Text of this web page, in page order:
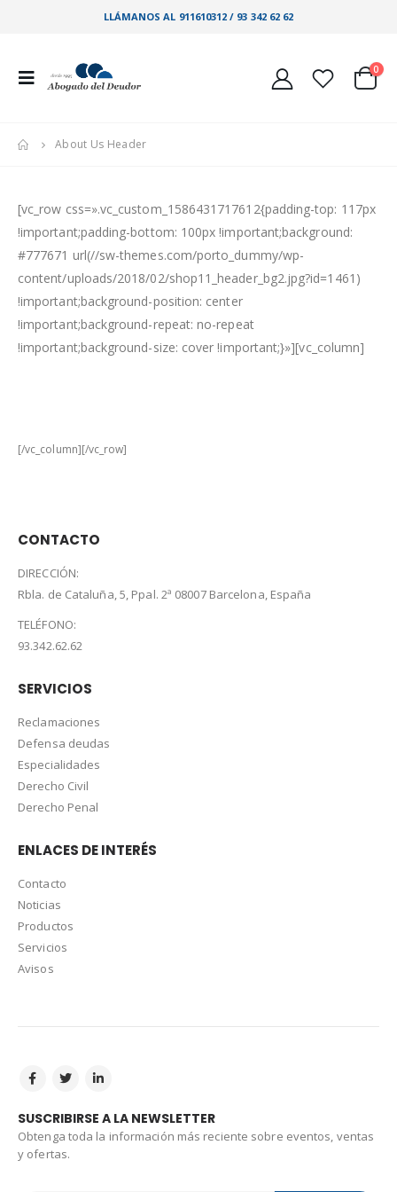
LLÁMANOS AL 911610312 / 93 342 62 62
0
About Us Header
[vc_row css=».vc_custom_1586431717612{padding-top: 117px
!important;padding-bottom: 100px !important;background:
#777671 url(//sw-themes.com/porto_dummy/wp-
content/uploads/2018/02/shop11_header_bg2.jpg?id=1461)
!important;background-position: center
!important;background-repeat: no-repeat
!important;background-size: cover !important;}»][vc_column]
[/vc_column][/vc_row]
CONTACTO
DIRECCIÓN:
Rbla. de Cataluña, 5, Ppal. 2ª 08007 Barcelona, España
TELÉFONO:
93.342.62.62
SERVICIOS
Reclamaciones
Defensa deudas
Especialidades
Derecho Civil
Derecho Penal
ENLACES DE INTERÉS
Contacto
Noticias
Productos
Servicios
Avisos
SUSCRIBIRSE A LA NEWSLETTER
Obtenga toda la información más reciente sobre eventos, ventas
y ofertas.